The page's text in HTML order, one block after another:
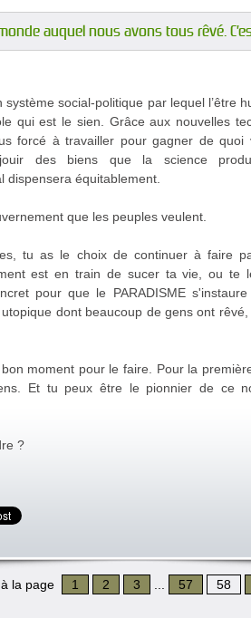
auquel nous avons tous rêvé.
système social-politique par lequel l’être
qui est le sien. Grâce aux nouvelles
forcé à travailler pour gagner de quoi
des biens que la science
dispensera équitablement.
que les peuples veulent.
tu as le choix de continuer à faire
est en train de sucer ta vie, ou te
pour que le PARADISME
dont beaucoup de gens ont
moment pour le faire. Pour la
Et tu peux être le pionnier de ce
?
la page 1 2 3 57 58